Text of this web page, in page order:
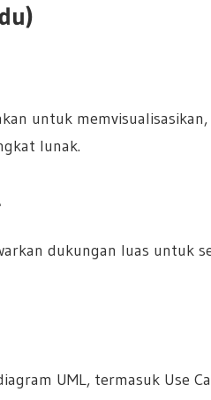
untuk
lunak.
dukungan luas untuk
UML, termasuk Use